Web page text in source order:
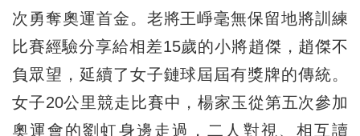
次勇奪奧運首金。老將王崢毫無保留地將訓練
比賽經驗分享給相差15歲的小將趙傑，趙傑不
負眾望，延續了女子鏈球屆屆有獎牌的傳統。
女子20公里競走比賽中，楊家玉從第五次參加
奧運會的劉虹身邊走過，二人對視、相互讀